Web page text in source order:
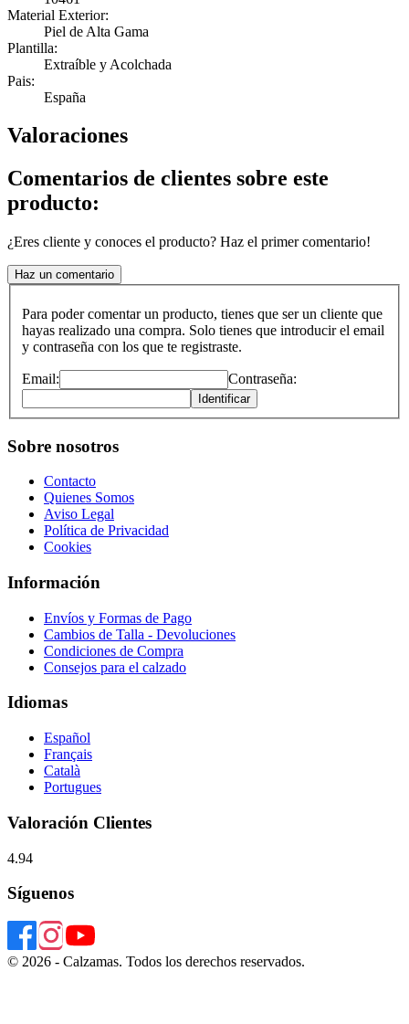
Material Exterior:
Piel de Alta Gama
Plantilla:
Extraíble y Acolchada
Pais:
España
Valoraciones
Comentarios de clientes sobre este
producto:
¿Eres cliente y conoces el producto? Haz el primer comentario!
Haz un comentario
Para poder comentar un producto, tienes que ser un cliente que
hayas realizado una compra. Solo tienes que introducir el email
y contraseña con los que te registraste.
Email: Contraseña:
Identificar
Sobre nosotros
Contacto
Quienes Somos
Aviso Legal
Política de Privacidad
Cookies
Información
Envíos y Formas de Pago
Cambios de Talla - Devoluciones
Condiciones de Compra
Consejos para el calzado
Idiomas
Español
Français
Català
Portugues
Valoración Clientes
4.94
Síguenos
© 2026 - Calzamas. Todos los derechos reservados.